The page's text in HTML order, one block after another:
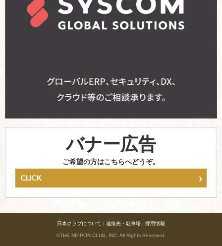
バナー広告
ご希望の方はこちらへどうぞ。
CLICK ›
日本クラブについて | 連絡先・駐車場 | 採用情報
©THE NIPPON CLUB, INC. All Rights Reserved.